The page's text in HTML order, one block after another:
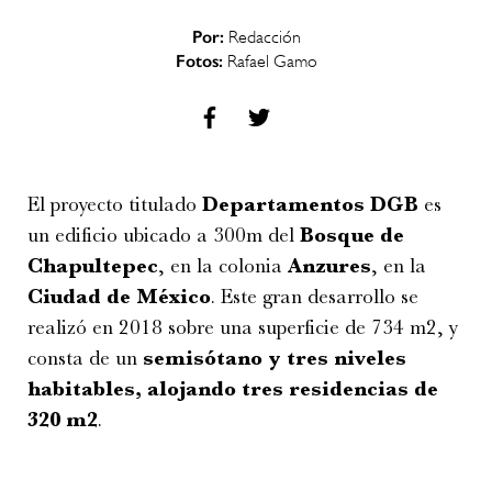
Por: Redacción
Fotos: Rafael Gamo
El proyecto titulado Departamentos DGB es
un edificio ubicado a 300m del Bosque de
Chapultepec, en la colonia Anzures, en la
Ciudad de México. Este gran desarrollo se
realizó en 2018 sobre una superficie de 734 m2, y
consta de un semisótano y tres niveles
habitables, alojando tres residencias de
320 m2.